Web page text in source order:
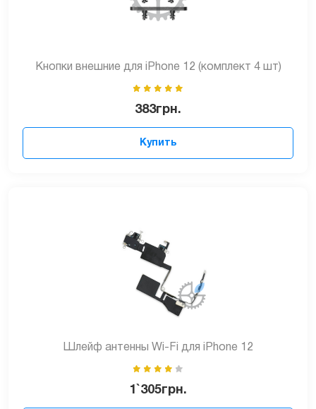
Кнопки внешние для iPhone 12 (комплект 4 шт)
383грн.
Купить
Шлейф антенны Wi-Fi для iPhone 12
1`305грн.